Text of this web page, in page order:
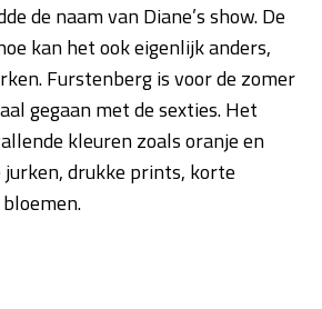
de naam van Diane’s show. De
kan het ook eigenlijk anders,
Furstenberg is voor de zomer
gegaan met de sexties. Het
kleuren zoals oranje en
jurken, drukke prints, korte